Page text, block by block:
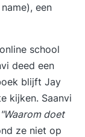
name), een
school
deed een
blijft Jay
kijken. Saanvi
"Waarom doet
ze niet op